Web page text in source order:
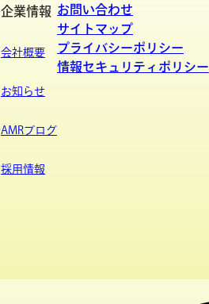
企業情報
会社概要
お知らせ
AMRブログ
採用情報
お問い合わせ
サイトマップ
プライバシーポリシー
情報セキュリティポリシー